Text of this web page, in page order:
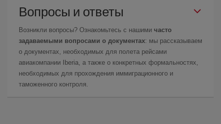
Вопросы и ответы
Возникли вопросы? Ознакомьтесь с нашими часто
задаваемыми вопросами о документах: мы рассказываем
о документах, необходимых для полета рейсами
авиакомпании Iberia, а также о конкретных формальностях,
необходимых для прохождения иммиграционного и
таможенного контроля.